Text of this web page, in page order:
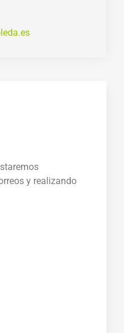
y realizando